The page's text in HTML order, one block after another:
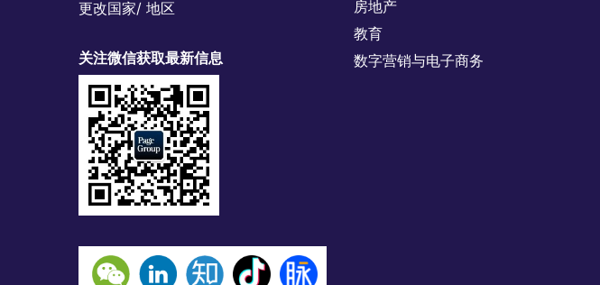
更改国家/ 地区
关注微信获取最新信息
房地产
教育
数字营销与电子商务